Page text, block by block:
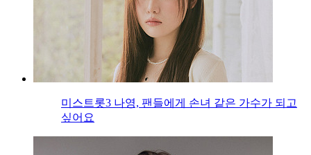
미스트롯3 나영, 팬들에게 손녀 같은 가수가 되고
싶어요